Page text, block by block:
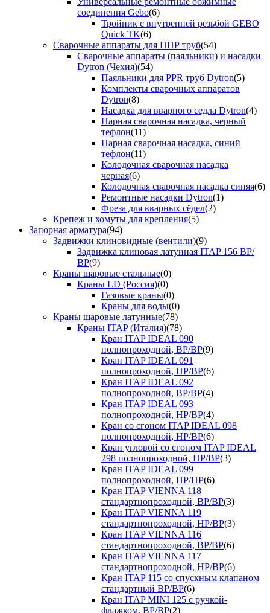
соединения Gebo(6)
Тройник с внутренней резьбой GEBO
Quick TK(6)
Сварочные аппараты для ППР труб(54)
Сварочные аппараты (паяльники) и насадки
Dytron (Чехия)(54)
Паяльники для PPR труб Dytron(5)
Комплекты сварочных аппаратов
Dytron(8)
Насадка для вварного седла Dytron(4)
Парная сварочная насадка, черный
тефлон(11)
Парная сварочная насадка, синий
тефлон(11)
Колодочная сварочная насадка
черная(6)
Колодочная сварочная насадка синяя(6)
Ремонтные насадки Dytron(1)
Фреза для вварных сёдел(2)
Крепеж и хомуты для крепления(5)
Запорная арматура(94)
Задвижки клиновидные (вентили)(9)
Задвижка клиновая латунная ITAP 156 ВР/
ВР(9)
Краны шаровые стальные(0)
Краны LD (Россия)(0)
Газовые краны(0)
Краны для воды(0)
Краны шаровые латунные(78)
Краны ITAP (Италия)(78)
Кран ITAP IDEAL 090
полнопроходной, ВР/ВР(9)
Кран ITAP IDEAL 091
полнопроходной, НР/ВР(6)
Кран ITAP IDEAL 092
полнопроходной, ВР/ВР(4)
Кран ITAP IDEAL 093
полнопроходной, НР/ВР(4)
Кран со сгоном ITAP IDEAL 098
полнопроходной, НР/ВР(6)
Кран угловой со сгоном ITAP IDEAL
298 полнопроходной, НР/ВР(3)
Кран ITAP IDEAL 099
полнопроходной, НР/НР(6)
Кран ITAP VIENNA 118
стандартнопроходной, ВР/ВР(3)
Кран ITAP VIENNA 119
стандартнопроходной, НР/ВР(3)
Кран ITAP VIENNA 116
стандартнопроходной, ВР/ВР(6)
Кран ITAP VIENNA 117
стандартнопроходной, НР/ВР(6)
Кран ITAP 115 со спускным клапаном
стандартный ВР/ВР(6)
Кран ITAP MINI 125 с ручкой-
флажком, ВР/ВР(2)